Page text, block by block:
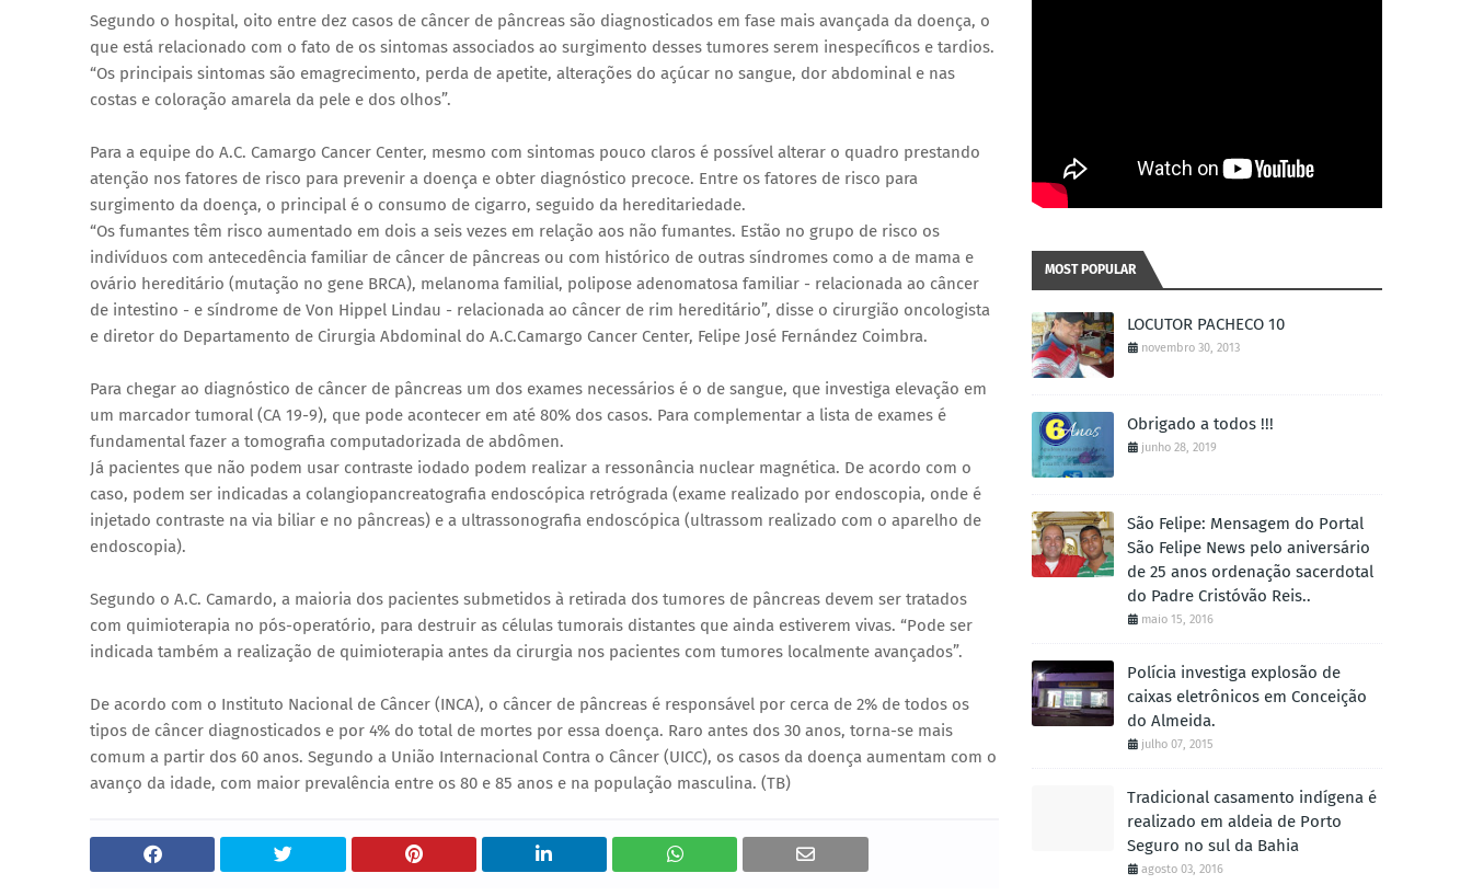
Segundo o hospital, oito entre dez casos de câncer de pâncreas são diagnosticados em fase mais avançada da doença, o
que está relacionado com o fato de os sintomas associados ao surgimento desses tumores serem inespecíficos e tardios.
“Os principais sintomas são emagrecimento, perda de apetite, alterações do açúcar no sangue, dor abdominal e nas
costas e coloração amarela da pele e dos olhos”.
Para a equipe do A.C. Camargo Cancer Center, mesmo com sintomas pouco claros é possível alterar o quadro prestando
atenção nos fatores de risco para prevenir a doença e obter diagnóstico precoce. Entre os fatores de risco para
surgimento da doença, o principal é o consumo de cigarro, seguido da hereditariedade.
“Os fumantes têm risco aumentado em dois a seis vezes em relação aos não fumantes. Estão no grupo de risco os
indivíduos com antecedência familiar de câncer de pâncreas ou com histórico de outras síndromes como a de mama e
ovário hereditário (mutação no gene BRCA), melanoma familial, polipose adenomatosa familiar - relacionada ao câncer
de intestino - e síndrome de Von Hippel Lindau - relacionada ao câncer de rim hereditário”, disse o cirurgião oncologista
e diretor do Departamento de Cirurgia Abdominal do A.C.Camargo Cancer Center, Felipe José Fernández Coimbra.
Para chegar ao diagnóstico de câncer de pâncreas um dos exames necessários é o de sangue, que investiga elevação em
um marcador tumoral (CA 19-9), que pode acontecer em até 80% dos casos. Para complementar a lista de exames é
fundamental fazer a tomografia computadorizada de abdômen.
Já pacientes que não podem usar contraste iodado podem realizar a ressonância nuclear magnética. De acordo com o
caso, podem ser indicadas a colangiopancreatografia endoscópica retrógrada (exame realizado por endoscopia, onde é
injetado contraste na via biliar e no pâncreas) e a ultrassonografia endoscópica (ultrassom realizado com o aparelho de
endoscopia).
Segundo o A.C. Camardo, a maioria dos pacientes submetidos à retirada dos tumores de pâncreas devem ser tratados
com quimioterapia no pós-operatório, para destruir as células tumorais distantes que ainda estiverem vivas. “Pode ser
indicada também a realização de quimioterapia antes da cirurgia nos pacientes com tumores localmente avançados”.
De acordo com o Instituto Nacional de Câncer (INCA), o câncer de pâncreas é responsável por cerca de 2% de todos os
tipos de câncer diagnosticados e por 4% do total de mortes por essa doença. Raro antes dos 30 anos, torna-se mais
comum a partir dos 60 anos. Segundo a União Internacional Contra o Câncer (UICC), os casos da doença aumentam com o
avanço da idade, com maior prevalência entre os 80 e 85 anos e na população masculina. (TB)
MOST POPULAR
LOCUTOR PACHECO 10
novembro 30, 2013
Obrigado a todos !!!
junho 28, 2019
São Felipe: Mensagem do Portal
São Felipe News pelo aniversário
de 25 anos ordenação sacerdotal
do Padre Cristóvão Reis..
maio 15, 2016
Polícia investiga explosão de
caixas eletrônicos em Conceição
do Almeida.
julho 07, 2015
Tradicional casamento indígena é
realizado em aldeia de Porto
Seguro no sul da Bahia
agosto 03, 2016